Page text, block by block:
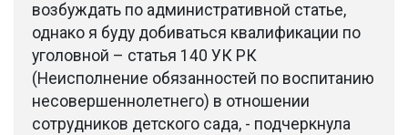
возбуждать по административной статье,
однако я буду добиваться квалификации по
уголовной – статья 140 УК РК
(Неисполнение обязанностей по воспитанию
несовершеннолетнего) в отношении
сотрудников детского сада, - подчеркнула